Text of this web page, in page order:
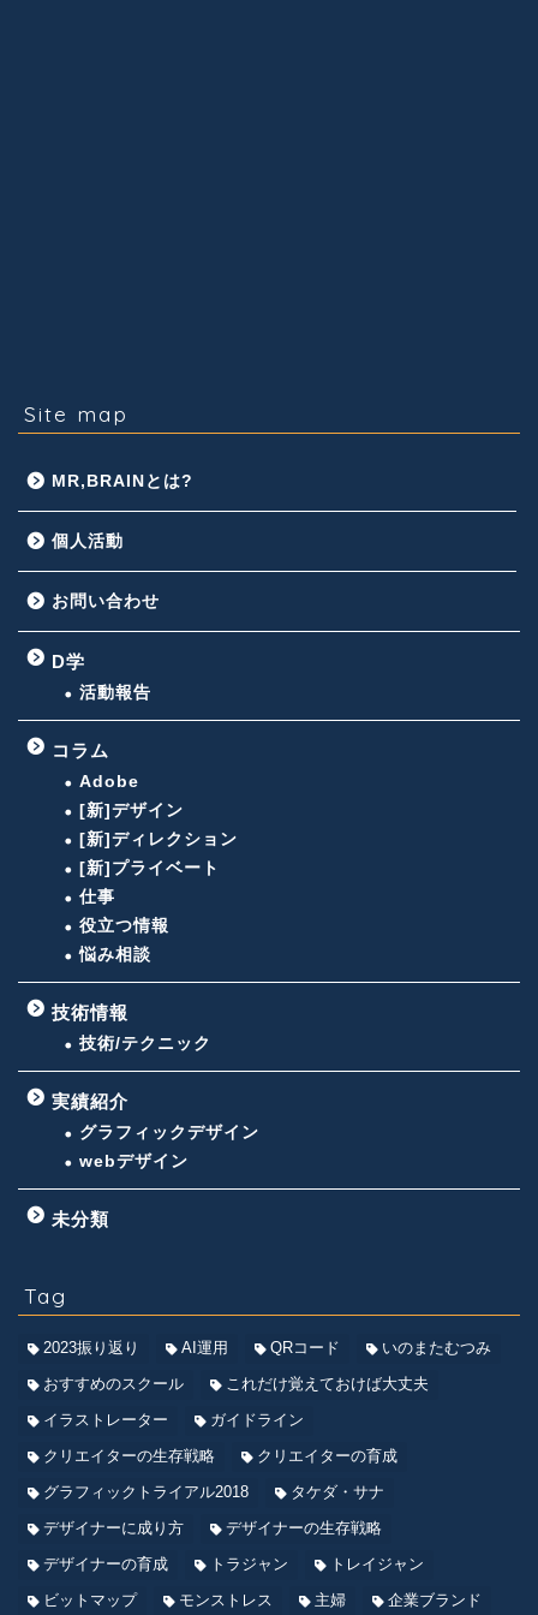
Site map
MR,BRAINとは?
個人活動
お問い合わせ
D学
活動報告
コラム
Adobe
[新]デザイン
[新]ディレクション
[新]プライベート
仕事
役立つ情報
悩み相談
技術情報
技術/テクニック
実績紹介
グラフィックデザイン
webデザイン
未分類
Tag
2023振り返り AI運用 QRコード
いのまたむつみ
おすすめのスクール
これだけ覚えておけば大丈夫
イラストレーター
ガイドライン
クリエイターの生存戦略
クリエイターの育成
グラフィックトライアル2018
タケダ・サナ
デザイナーに成り方
デザイナーの生存戦略
デザイナーの育成
トラジャン
トレイジャン
ビットマップ
モンストレス 主婦 企業ブランド